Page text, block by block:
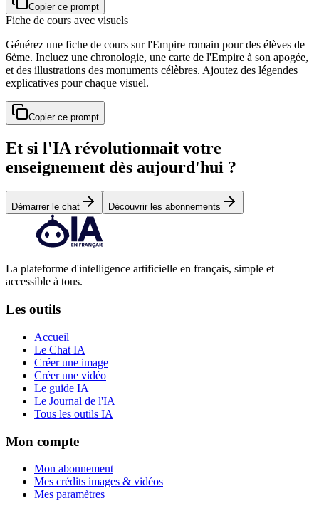
Copier ce prompt
Fiche de cours avec visuels
Générez une fiche de cours sur l'Empire romain pour des élèves de
6ème. Incluez une chronologie, une carte de l'Empire à son apogée,
et des illustrations des monuments célèbres. Ajoutez des légendes
explicatives pour chaque visuel.
Copier ce prompt
Et si l'IA révolutionnait votre
enseignement dès aujourd'hui ?
Démarrer le chat Découvrir les abonnements
La plateforme d'intelligence artificielle en français, simple et
accessible à tous.
Les outils
Accueil
Le Chat IA
Créer une image
Créer une vidéo
Le guide IA
Le Journal de l'IA
Tous les outils IA
Mon compte
Mon abonnement
Mes crédits images & vidéos
Mes paramètres